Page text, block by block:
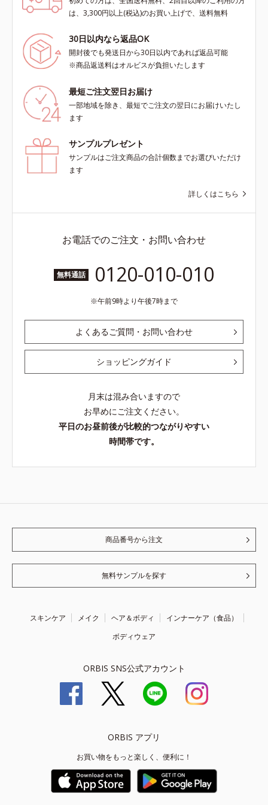
は、3,300円以上(税込)のお買い上げで、送料無料
30日以内なら返品OK
開封後でも発送日から30日以内であれば返品可能
※商品返送料はオルビスが負担いたします
最短ご注文翌日お届け
一部地域を除き、最短でご注文の翌日にお届けいたし
ます
サンプルプレゼント
サンプルはご注文商品の合計個数までお選びいただけ
ます
詳しくはこちら
お電話でのご注文・お問い合わせ
無料通話 0120-010-010
午前9時より午後7時まで
よくあるご質問・お問い合わせ
ショッピングガイド
月末は混み合いますので
お早めにご注文ください。
平日のお昼前後が比較的つながりやすい
時間帯です。
商品番号から注文
無料サンプルを探す
スキンケア メイク ヘア＆ボディ
インナーケア（食品）
ボディウェア
ORBIS SNS公式アカウント
ORBIS アプリ
お買い物をもっと楽しく、便利に！